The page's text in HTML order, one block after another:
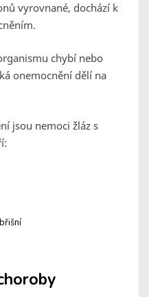
vyrovnané, dochází k
chybí nebo
onemocnění dělí na
jsou nemoci žláz s